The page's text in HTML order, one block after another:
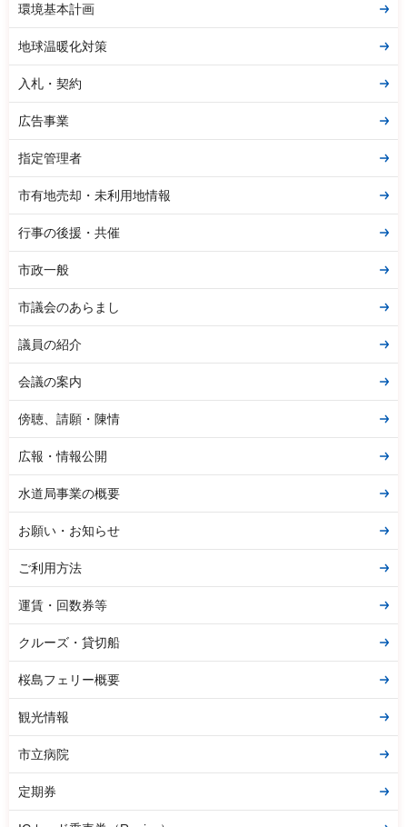
環境基本計画
地球温暖化対策
入札・契約
広告事業
指定管理者
市有地売却・未利用地情報
行事の後援・共催
市政一般
市議会のあらまし
議員の紹介
会議の案内
傍聴、請願・陳情
広報・情報公開
水道局事業の概要
お願い・お知らせ
ご利用方法
運賃・回数券等
クルーズ・貸切船
桜島フェリー概要
観光情報
市立病院
定期券